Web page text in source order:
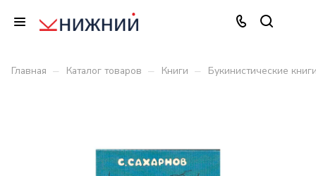
Главная – Каталог товаров – Книги – Букинистические